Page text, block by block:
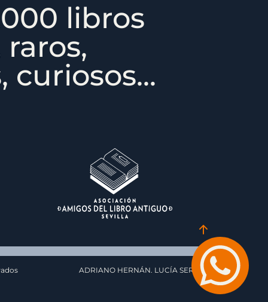
libros
curiosos...
ADRIANO HERNÁN. LUCÍA SERRAT.